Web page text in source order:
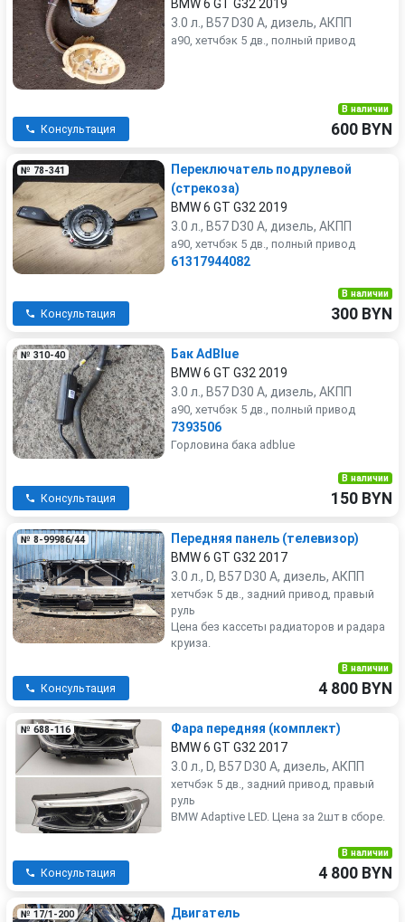
BMW 6 GT G32 2019
3.0 л., B57 D30 A, дизель, АКПП
a90, хетчбэк 5 дв., полный привод
Консультация
В наличии
600 BYN
№ 78-341
Переключатель подрулевой
(стрекоза)
BMW 6 GT G32 2019
3.0 л., B57 D30 A, дизель, АКПП
a90, хетчбэк 5 дв., полный привод
61317944082
Консультация
В наличии
300 BYN
№ 310-40
Бак AdBlue
BMW 6 GT G32 2019
3.0 л., B57 D30 A, дизель, АКПП
a90, хетчбэк 5 дв., полный привод
7393506
Горловина бака adblue
Консультация
В наличии
150 BYN
№ 8-99986/44
Передняя панель (телевизор)
BMW 6 GT G32 2017
3.0 л., D, B57 D30 A, дизель, АКПП
хетчбэк 5 дв., задний привод, правый
руль
Цена без кассеты радиаторов и радара
круиза.
Консультация
В наличии
4 800 BYN
№ 688-116
Фара передняя (комплект)
BMW 6 GT G32 2017
3.0 л., D, B57 D30 A, дизель, АКПП
хетчбэк 5 дв., задний привод, правый
руль
BMW Adaptive LED. Цена за 2шт в сборе.
Консультация
В наличии
4 800 BYN
№ 17/1-200
Двигатель